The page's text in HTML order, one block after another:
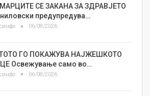
СЕ ЗАКАНА ЗА ЗДРАВЈЕТО
предупредува…
06/08/2026
ГО ПОКАЖУВА НАЈЖЕШКОТО
Освежување само во…
06/08/2026